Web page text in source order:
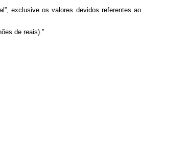
exclusive os valores devidos referentes ao
de reais).”